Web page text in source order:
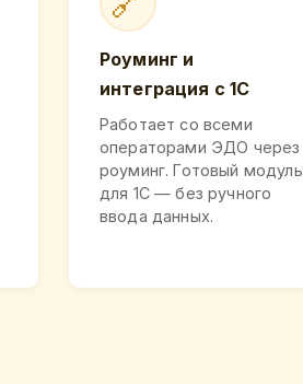
Роуминг и
интеграция с 1С
Работает со всеми
операторами ЭДО через
роуминг. Готовый модуль
для 1С — без ручного
ввода данных.